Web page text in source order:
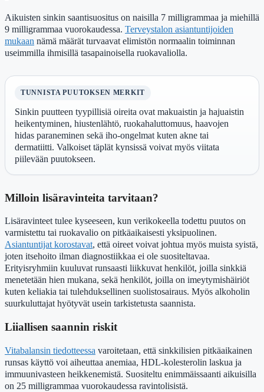
Aikuisten sinkin saantisuositus on naisilla 7 milligrammaa ja miehillä
9 milligrammaa vuorokaudessa. Terveystalon asiantuntijoiden
mukaan nämä määrät turvaavat elimistön normaalin toiminnan
useimmilla ihmisillä tasapainoisella ruokavaliolla.
TUNNISTA PUUTOKSEN MERKIT
Sinkin puutteen tyypillisiä oireita ovat makuaistin ja hajuaistin
heikentyminen, hiustenlähtö, ruokahaluttomuus, haavojen
hidas paraneminen sekä iho-ongelmat kuten akne tai
dermatiitti. Valkoiset täplät kynsissä voivat myös viitata
piilevään puutokseen.
Milloin lisäravinteita tarvitaan?
Lisäravinteet tulee kyseeseen, kun verikokeella todettu puutos on
varmistettu tai ruokavalio on pitkäaikaisesti yksipuolinen.
Asiantuntijat korostavat, että oireet voivat johtua myös muista syistä,
joten itsehoito ilman diagnostiikkaa ei ole suositeltavaa.
Erityisryhmiin kuuluvat runsaasti liikkuvat henkilöt, joilla sinkkiä
menetetään hien mukana, sekä henkilöt, joilla on imeytymishäiriöt
kuten keliakia tai tulehduksellinen suolistosairaus. Myös alkoholin
suurkuluttajat hyötyvät usein tarkistetusta saannista.
Liiallisen saannin riskit
Vitabalansin tiedotteessa varoitetaan, että sinkkilisien pitkäaikainen
runsas käyttö voi aiheuttaa anemiaa, HDL-kolesterolin laskua ja
immuunivasteen heikkenemistä. Suositeltu enimmäissaanti aikuisilla
on 25 milligrammaa vuorokaudessa ravintolisistä.